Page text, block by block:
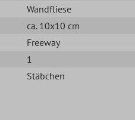
Wandfliese
ca. 10x10 cm
Freeway
1
Stäbchen